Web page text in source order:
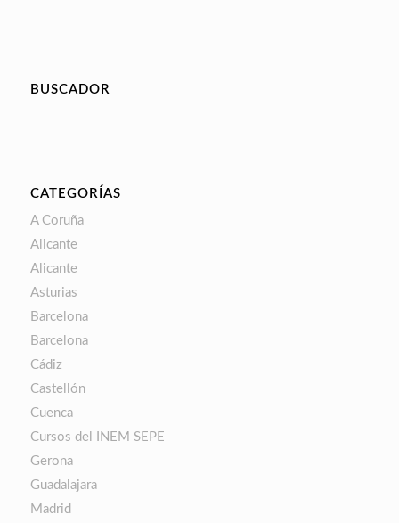
BUSCADOR
CATEGORÍAS
A Coruña
Alicante
Alicante
Asturias
Barcelona
Barcelona
Cádiz
Castellón
Cuenca
Cursos del INEM SEPE
Gerona
Guadalajara
Madrid